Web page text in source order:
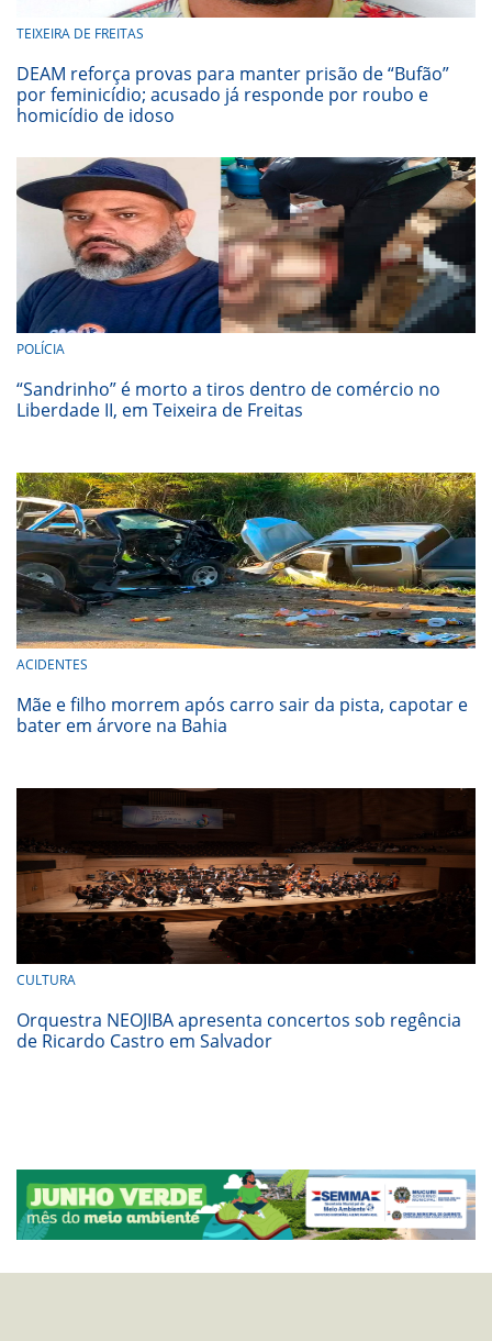
TEIXEIRA DE FREITAS
DEAM reforça provas para manter prisão de “Bufão”
por feminicídio; acusado já responde por roubo e
homicídio de idoso
POLÍCIA
“Sandrinho” é morto a tiros dentro de comércio no
Liberdade II, em Teixeira de Freitas
ACIDENTES
Mãe e filho morrem após carro sair da pista, capotar e
bater em árvore na Bahia
CULTURA
Orquestra NEOJIBA apresenta concertos sob regência
de Ricardo Castro em Salvador